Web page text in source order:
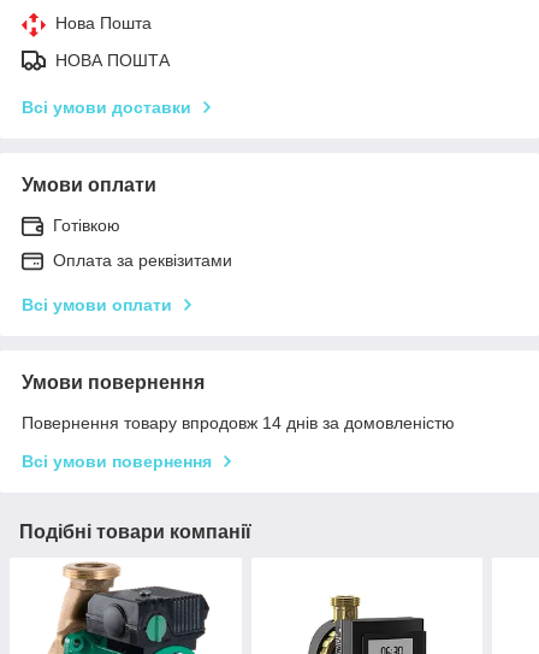
Нова Пошта
НОВА ПОШТА
Всі умови доставки
Умови оплати
Готівкою
Оплата за реквізитами
Всі умови оплати
Умови повернення
Повернення товару впродовж 14 днів за домовленістю
Всі умови повернення
Подібні товари компанії